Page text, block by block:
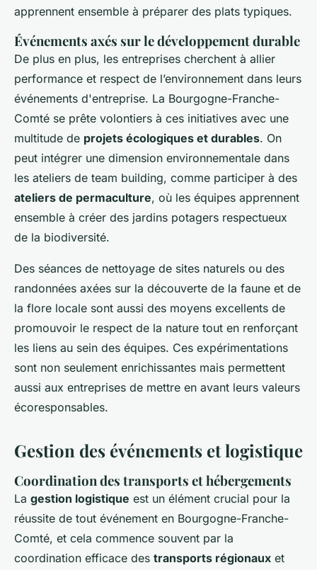
apprennent ensemble à préparer des plats typiques.
Événements axés sur le développement durable
De plus en plus, les entreprises cherchent à allier
performance et respect de l’environnement dans leurs
événements d'entreprise. La Bourgogne-Franche-
Comté se prête volontiers à ces initiatives avec une
multitude de projets écologiques et durables. On
peut intégrer une dimension environnementale dans
les ateliers de team building, comme participer à des
ateliers de permaculture, où les équipes apprennent
ensemble à créer des jardins potagers respectueux
de la biodiversité.
Des séances de nettoyage de sites naturels ou des
randonnées axées sur la découverte de la faune et de
la flore locale sont aussi des moyens excellents de
promouvoir le respect de la nature tout en renforçant
les liens au sein des équipes. Ces expérimentations
sont non seulement enrichissantes mais permettent
aussi aux entreprises de mettre en avant leurs valeurs
écoresponsables.
Gestion des événements et logistique
Coordination des transports et hébergements
La gestion logistique est un élément crucial pour la
réussite de tout événement en Bourgogne-Franche-
Comté, et cela commence souvent par la
coordination efficace des transports régionaux et